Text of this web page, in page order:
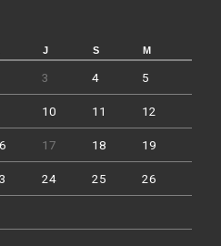
J S M
3 4 5
10 11 12
17 18 19
24 25 26